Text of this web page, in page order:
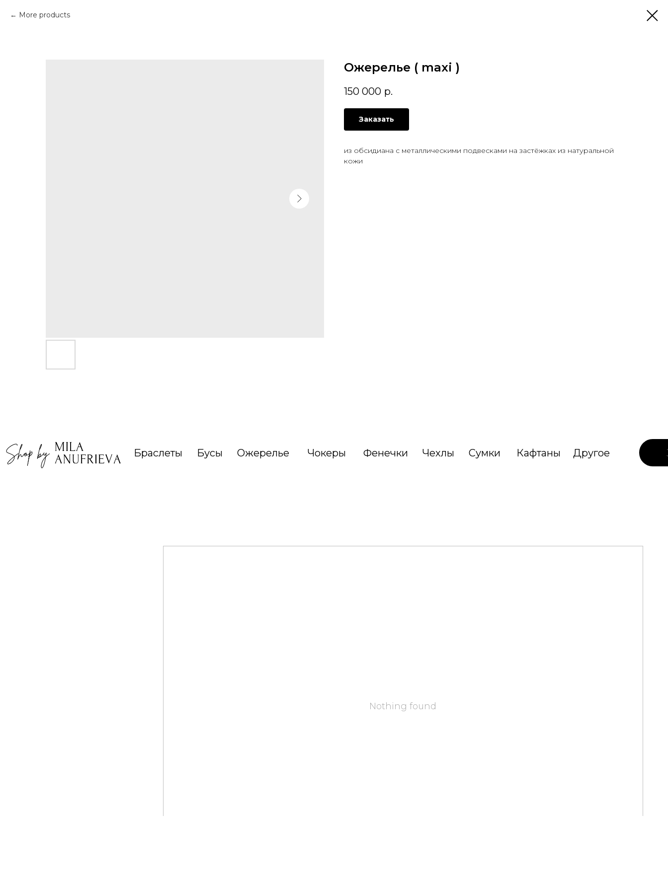
More products
Ожерелье ( maxi )
150 000 р.
Заказать
из обсидиана с металлическими подвесками на застёжках из натуральной
кожи
Браслеты Бусы Ожерелье Чокеры Фенечки Чехлы Сумки Кафтаны Другое
Nothing found